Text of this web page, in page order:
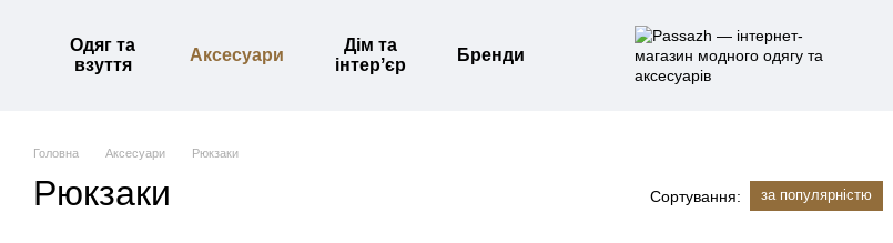
Одяг та
взуття
Аксесуари
Дім та
інтерʼєр
Бренди
Головна Аксесуари Рюкзаки
Рюкзаки Сортування: за популярністю